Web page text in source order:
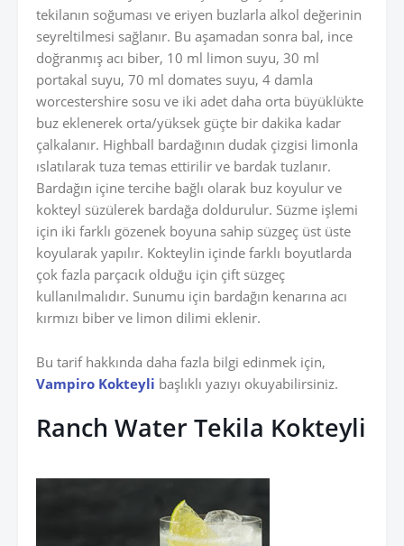
tekilanın soğuması ve eriyen buzlarla alkol değerinin
seyreltilmesi sağlanır. Bu aşamadan sonra bal, ince
doğranmış acı biber, 10 ml limon suyu, 30 ml
portakal suyu, 70 ml domates suyu, 4 damla
worcestershire sosu ve iki adet daha orta büyüklükte
buz eklenerek orta/yüksek güçte bir dakika kadar
çalkalanır. Highball bardağının dudak çizgisi limonla
ıslatılarak tuza temas ettirilir ve bardak tuzlanır.
Bardağın içine tercihe bağlı olarak buz koyulur ve
kokteyl süzülerek bardağa doldurulur. Süzme işlemi
için iki farklı gözenek boyuna sahip süzgeç üst üste
koyularak yapılır. Kokteylin içinde farklı boyutlarda
çok fazla parçacık olduğu için çift süzgeç
kullanılmalıdır. Sunumu için bardağın kenarına acı
kırmızı biber ve limon dilimi eklenir.
Bu tarif hakkında daha fazla bilgi edinmek için,
Vampiro Kokteyli başlıklı yazıyı okuyabilirsiniz.
Ranch Water Tekila Kokteyli